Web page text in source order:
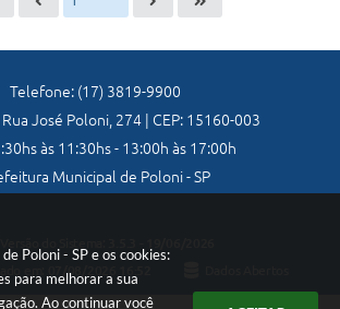
Poloni - SP e os cookies:
para melhorar a sua
Ao continuar você
Telefone: (17) 3819-9900
José Poloni, 274 | CEP: 15160-003
às 11:30hs - 13:00h às 17:00h
Municipal de Poloni - SP
em:
07/08/2026 16:52